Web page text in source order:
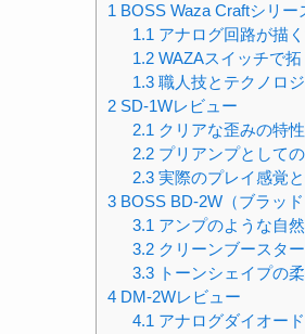
1 BOSS Waza Craftシリ
1.1 アナログ回路が描
1.2WAZAスイッチで
1.3職人技とテクノロ
2 SD-1Wレビュー
2.1 クリアな歪みの特
2.2プリアンプとして
2.3実際のプレイ感覚
3 BOSS BD-2W（ブラッ
3.1 アンプのような自
3.2クリーンブースタ
3.3トーンシェイプの
4 DM-2Wレビュー
4.1 アナログダイオー